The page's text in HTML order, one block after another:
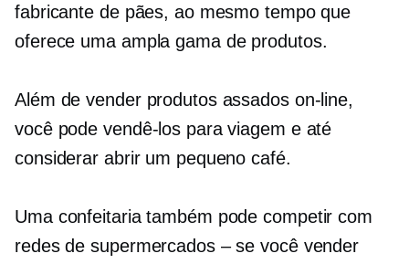
fabricante de pães, ao mesmo tempo que
oferece uma ampla gama de produtos.
Além de vender produtos assados ​​on-line,
você pode vendê-los para viagem e até
considerar abrir um pequeno café.
Uma confeitaria também pode competir com
redes de supermercados – se você vender